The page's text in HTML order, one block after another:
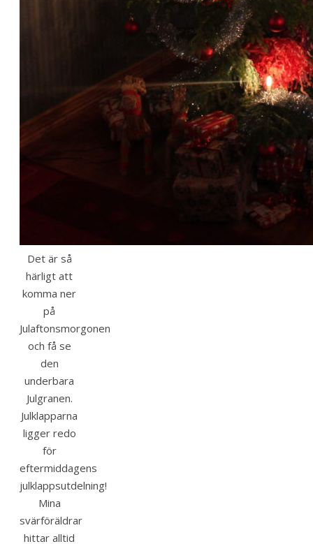
Det är så
härligt att
komma ner
på
Julaftonsmorgonen
och få se
den
underbara
Julgranen.
Julklapparna
ligger redo
för
eftermiddagens
julklappsutdelning!
Mina
svärföräldrar
hittar alltid